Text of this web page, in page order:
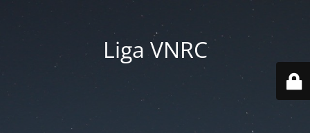
Liga VNRC